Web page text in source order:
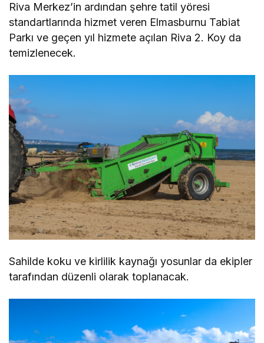
Riva Merkez’in ardından şehre tatil yöresi
standartlarında hizmet veren Elmasburnu Tabiat
Parkı ve geçen yıl hizmete açılan Riva 2. Koy da
temizlenecek.
Sahilde koku ve kirlilik kaynağı yosunlar da ekipler
tarafından düzenli olarak toplanacak.